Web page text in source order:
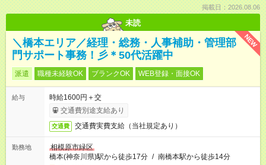
掲載日：2026.08.06
未読
NEW
＼橋本エリア／経理・総務・人事補助・管理部
門サポート事務！彡＊50代活躍中
派遣 職種未経験OK ブランクOK WEB登録・面接OK
給与
時給1600円＋交
交通費別途支給あり
交通費 交通費実費支給（当社規定あり）
勤務地
相模原市緑区
橋本(神奈川県)駅から徒歩17分 / 南橋本駅から徒歩14分